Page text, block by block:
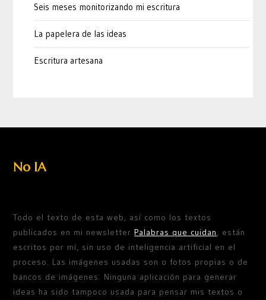
Seis meses monitorizando mi escritura
La papelera de las ideas
Escritura artesana
No IA
Todo el texto de esta web, así como los textos
publicados en mi newsletterPalabras que cuidan, están
escritos por mí, sin uso de inteligencia artificial en el
proceso. Las imágenes usadas son o fotos propias o de
bancos de imágenes. Ninguna aplicación para generar
ideas ha sido tampoco usada para pensar mis textos o